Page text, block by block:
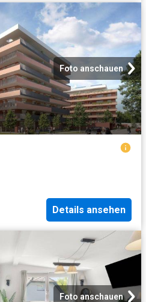
Foto anschauen
Details ansehen
Foto anschauen